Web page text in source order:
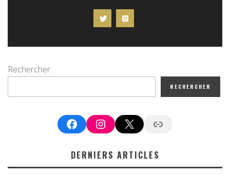
Rechercher
RECHERCHER
FacebookInstagram
X Google News
DERNIERS ARTICLES